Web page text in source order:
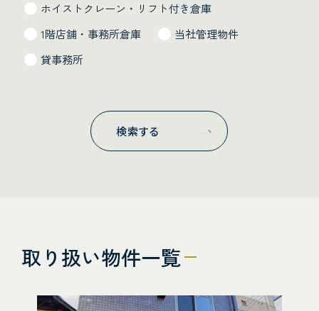
ホイストクレーン・リフト付き倉庫
1階店舗・事務所倉庫
当社管理物件
貸事務所
検索する
取り扱い物件一覧